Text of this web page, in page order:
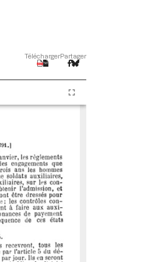
TéléchargerPartager